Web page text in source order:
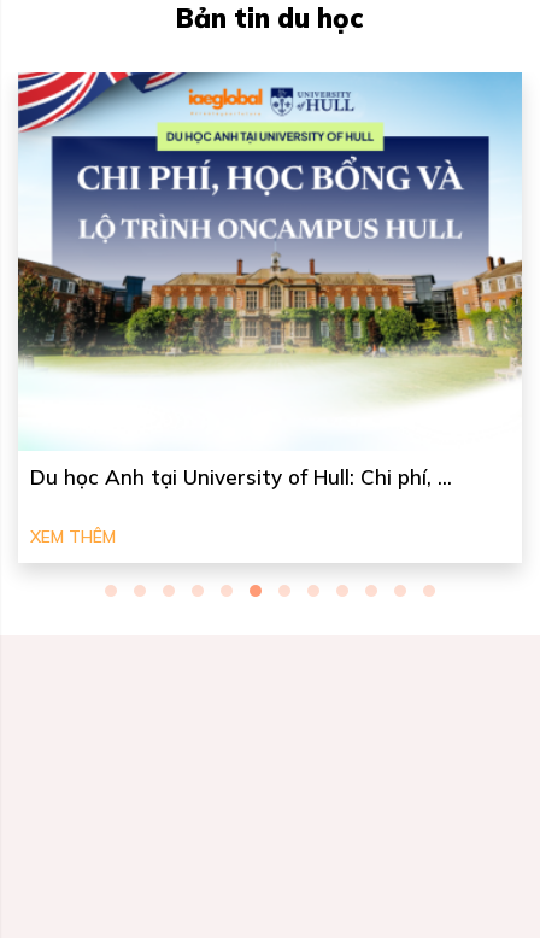
Bản tin du học
Du học Anh tại University of Hull: Chi phí, ...
XEM THÊM